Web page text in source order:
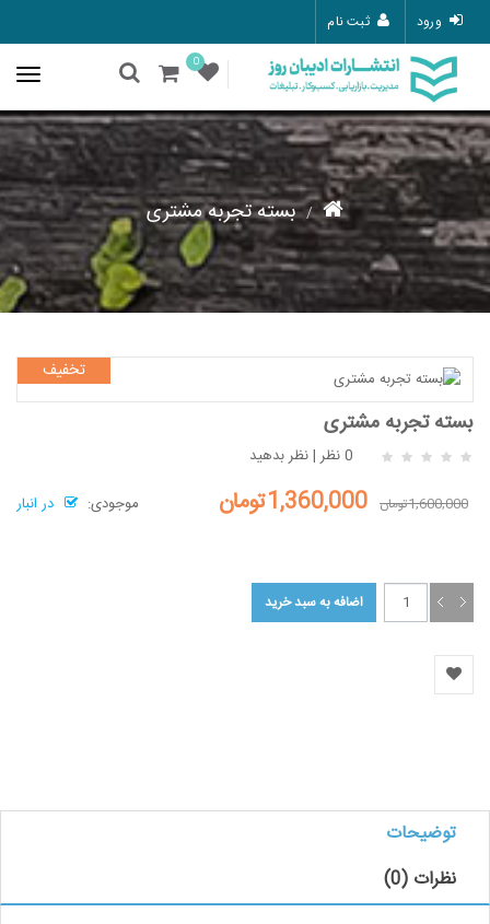
ورود ثبت نام
0
بسته تجربه‌ مشتری
تخفیف
بسته تجربه‌ مشتری
|نظر بدهید
موجودی:
در انبار 1,600,000تومان 1,360,000تومان
توضیحات
نظرات (0)